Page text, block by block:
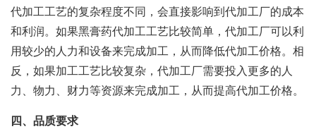
代加工工艺的复杂程度不同，会直接影响到代加工厂的成本
和利润。如果黑膏药代加工工艺比较简单，代加工厂可以利
用较少的人力和设备来完成加工，从而降低代加工价格。相
反，如果加工工艺比较复杂，代加工厂需要投入更多的人
力、物力、财力等资源来完成加工，从而提高代加工价格。
四、品质要求